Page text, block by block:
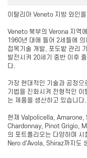
이탈리아 Veneto 지방 와인
Veneto 북부의 Verona 지역
1960년 대에 들어 2세들에
접목기술 개발, 포도밭 관리
발전시켜 20세기 중반 이후
다.
가장 현대적인 기술과 공정
기법을 진화시켜 전형적인 이
는 제품을 생산하고 있습니다.
현재 Valpolicella, Amarone,
Chardonnay, Pinot Grigio,
의 포트폴리오는 다양하며
Nero d'Avola, Shiraz까지도